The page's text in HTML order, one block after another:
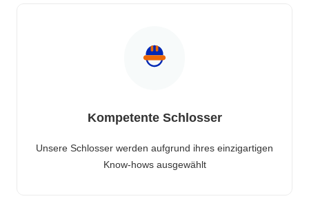
Kompetente Schlosser
Unsere Schlosser werden aufgrund ihres einzigartigen
Know-hows ausgewählt